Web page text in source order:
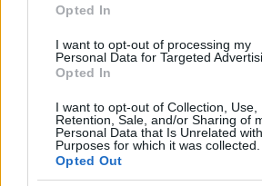
Opted In
I want to opt-out of processing my
Personal Data for Targeted
Opted In
I want to opt-out of Collection, Use,
Retention, Sale, and/or Sharing of
Personal Data that Is Unrelated
Purposes for which it was collected.
Opted Out